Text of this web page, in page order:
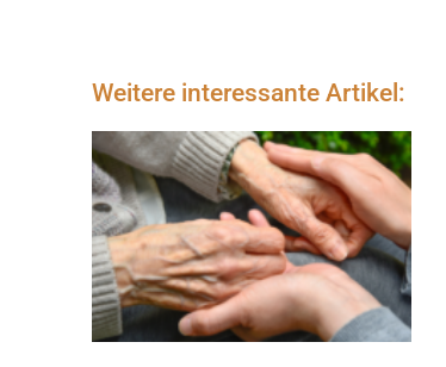
Weitere interessante Artikel: